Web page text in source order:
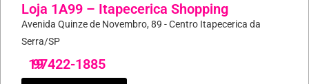
Loja 1A99 – Itapecerica Shopping
Avenida Quinze de Novembro, 89 - Centro Itapecerica da
Serra/SP
19
97422-1885